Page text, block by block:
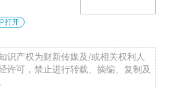
打开
识产权为财新传媒及/或相关权利人
许可，禁止进行转载、摘编、复制及